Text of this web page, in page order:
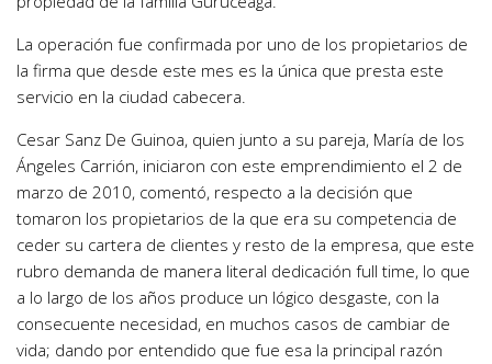
La operación fue confirmada por uno de los propietarios de
la firma que desde este mes es la única que presta este
servicio en la ciudad cabecera.
Cesar Sanz De Guinoa, quien junto a su pareja, María de los
Ángeles Carrión, iniciaron con este emprendimiento el 2 de
marzo de 2010, comentó, respecto a la decisión que
tomaron los propietarios de la que era su competencia de
ceder su cartera de clientes y resto de la empresa, que este
rubro demanda de manera literal dedicación full time, lo que
a lo largo de los años produce un lógico desgaste, con la
consecuente necesidad, en muchos casos de cambiar de
vida; dando por entendido que fue esa la principal razón